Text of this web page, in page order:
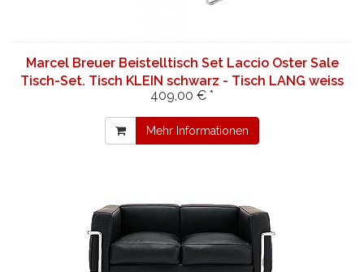
Marcel Breuer Beistelltisch Set Laccio Oster Sale
Tisch-Set. Tisch KLEIN schwarz - Tisch LANG weiss
409,00 € *
Mehr Informationen